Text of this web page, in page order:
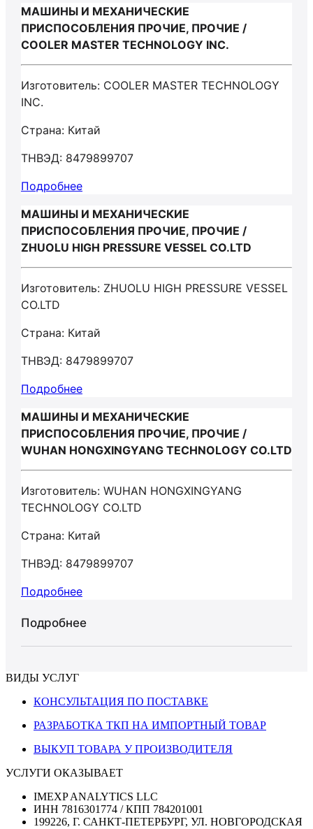
МАШИНЫ И МЕХАНИЧЕСКИЕ
ПРИСПОСОБЛЕНИЯ ПРОЧИЕ, ПРОЧИЕ /
COOLER MASTER TECHNOLOGY INC.
Изготовитель: COOLER MASTER TECHNOLOGY
INC.
Страна: Китай
ТНВЭД: 8479899707
Подробнее
МАШИНЫ И МЕХАНИЧЕСКИЕ
ПРИСПОСОБЛЕНИЯ ПРОЧИЕ, ПРОЧИЕ /
ZHUOLU HIGH PRESSURE VESSEL CO.LTD
Изготовитель: ZHUOLU HIGH PRESSURE VESSEL
CO.LTD
Страна: Китай
ТНВЭД: 8479899707
Подробнее
МАШИНЫ И МЕХАНИЧЕСКИЕ
ПРИСПОСОБЛЕНИЯ ПРОЧИЕ, ПРОЧИЕ /
WUHAN HONGXINGYANG TECHNOLOGY CO.LTD
Изготовитель: WUHAN HONGXINGYANG
TECHNOLOGY CO.LTD
Страна: Китай
ТНВЭД: 8479899707
Подробнее
Подробнее
ВИДЫ УСЛУГ
КОНСУЛЬТАЦИЯ ПО ПОСТАВКЕ
РАЗРАБОТКА ТКП НА ИМПОРТНЫЙ ТОВАР
ВЫКУП ТОВАРА У ПРОИЗВОДИТЕЛЯ
УСЛУГИ ОКАЗЫВАЕТ
IMEXP ANALYTICS LLC
ИНН 7816301774 / КПП 784201001
199226, Г. САНКТ-ПЕТЕРБУРГ, УЛ. НОВГОРОДСКАЯ